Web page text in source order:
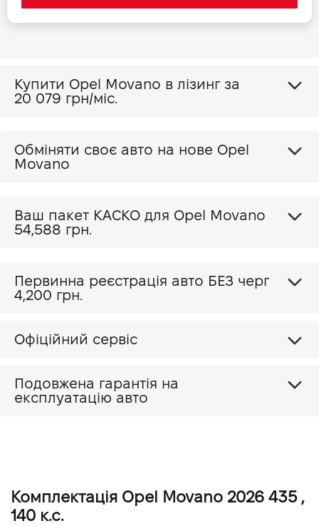
Прайс на авто 2026 (chassis)
Купити Opel Movano в лізинг за
20 079 грн/міс.
Обміняти своє авто на нове Opel
Movano
Ваш пакет КАСКО для Opel Movano
54,588 грн.
Первинна реєстрація авто БЕЗ черг
4,200 грн.
Офіційний сервіс
Подовжена гарантія на
експлуатацію авто
Комплектація Opel Movano 2026 435 ,
140 к.с.